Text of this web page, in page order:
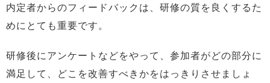
内定者からのフィードバックは、研修の質を良くするた
めにとても重要です。
研修後にアンケートなどをやって、参加者がどの部分に
満足して、どこを改善すべきかをはっきりさせましょ